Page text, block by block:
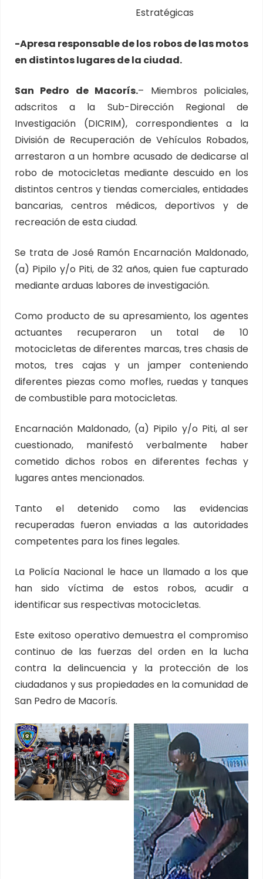
Estratégicas
-Apresa responsable de los robos de las motos
en distintos lugares de la ciudad.
San Pedro de Macorís.– Miembros policiales,
adscritos a la Sub-Dirección Regional de
Investigación (DICRIM), correspondientes a la
División de Recuperación de Vehículos Robados,
arrestaron a un hombre acusado de dedicarse al
robo de motocicletas mediante descuido en los
distintos centros y tiendas comerciales, entidades
bancarias, centros médicos, deportivos y de
recreación de esta ciudad.
Se trata de José Ramón Encarnación Maldonado,
(a) Pipilo y/o Piti, de 32 años, quien fue capturado
mediante arduas labores de investigación.
Como producto de su apresamiento, los agentes
actuantes recuperaron un total de 10
motocicletas de diferentes marcas, tres chasis de
motos, tres cajas y un jamper conteniendo
diferentes piezas como mofles, ruedas y tanques
de combustible para motocicletas.
Encarnación Maldonado, (a) Pipilo y/o Piti, al ser
cuestionado, manifestó verbalmente haber
cometido dichos robos en diferentes fechas y
lugares antes mencionados.
Tanto el detenido como las evidencias
recuperadas fueron enviadas a las autoridades
competentes para los fines legales.
La Policía Nacional le hace un llamado a los que
han sido víctima de estos robos, acudir a
identificar sus respectivas motocicletas.
Este exitoso operativo demuestra el compromiso
continuo de las fuerzas del orden en la lucha
contra la delincuencia y la protección de los
ciudadanos y sus propiedades en la comunidad de
San Pedro de Macorís.